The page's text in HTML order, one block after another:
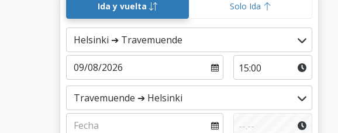
Ida y vuelta Solo Ida